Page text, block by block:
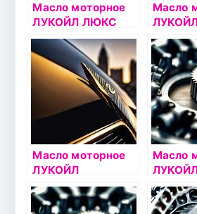
Масло моторное
ЛУКОЙЛ ЛЮКС
5W40 4л
полусинтетическо
е
Масло
е
Масло моторное
ЛУКОЙЛ
АВАНГАРД 10W40
5л
Масло
5W40